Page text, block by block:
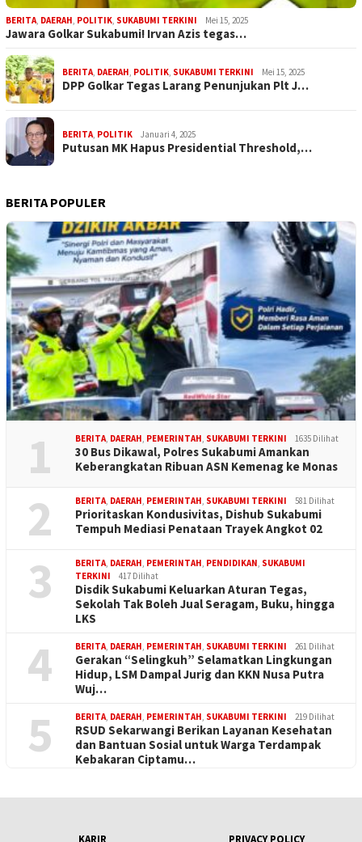
BERITA, DAERAH, POLITIK, SUKABUMI TERKINI Mei 15, 2025
Jawara Golkar Sukabumi! Irvan Azis tegas…
BERITA, DAERAH, POLITIK, SUKABUMI TERKINI Mei 15, 2025
DPP Golkar Tegas Larang Penunjukan Plt J…
BERITA, POLITIK Januari 4, 2025
Putusan MK Hapus Presidential Threshold,…
BERITA POPULER
1 BERITA, DAERAH, PEMERINTAH, SUKABUMI TERKINI 1635 Dilihat
30 Bus Dikawal, Polres Sukabumi Amankan
Keberangkatan Ribuan ASN Kemenag ke Monas
2 BERITA, DAERAH, PEMERINTAH, SUKABUMI TERKINI 581 Dilihat
Prioritaskan Kondusivitas, Dishub Sukabumi
Tempuh Mediasi Penataan Trayek Angkot 02
3 BERITA, DAERAH, PEMERINTAH, PENDIDIKAN, SUKABUMI
TERKINI
417 Dilihat
Disdik Sukabumi Keluarkan Aturan Tegas,
Sekolah Tak Boleh Jual Seragam, Buku, hingga
LKS
4 BERITA, DAERAH, PEMERINTAH, SUKABUMI TERKINI 261 Dilihat
Gerakan “Selingkuh” Selamatkan Lingkungan
Hidup, LSM Dampal Jurig dan KKN Nusa Putra
Wuj…
5 BERITA, DAERAH, PEMERINTAH, SUKABUMI TERKINI 219 Dilihat
RSUD Sekarwangi Berikan Layanan Kesehatan
dan Bantuan Sosial untuk Warga Terdampak
Kebakaran Ciptamu…
KARIR PRIVACY POLICY